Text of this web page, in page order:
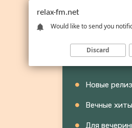
Новые
Вечные хиты
Для
relax-fm.net
Would like to send you
Discard